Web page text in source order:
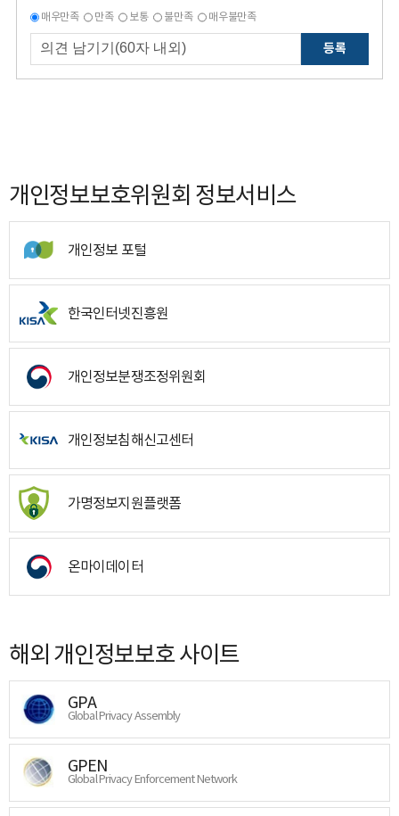
매우만족 만족 보통 불만족 매우불만족
등록
개인정보보호위원회 정보서비스
개인정보 포털
한국인터넷진흥원
개인정보분쟁조정위원회
개인정보침해신고센터
가명정보지원플랫폼
온마이데이터
해외 개인정보보호 사이트
GPA
Global Privacy Assembly
GPEN
Global Privacy Enforcement Network